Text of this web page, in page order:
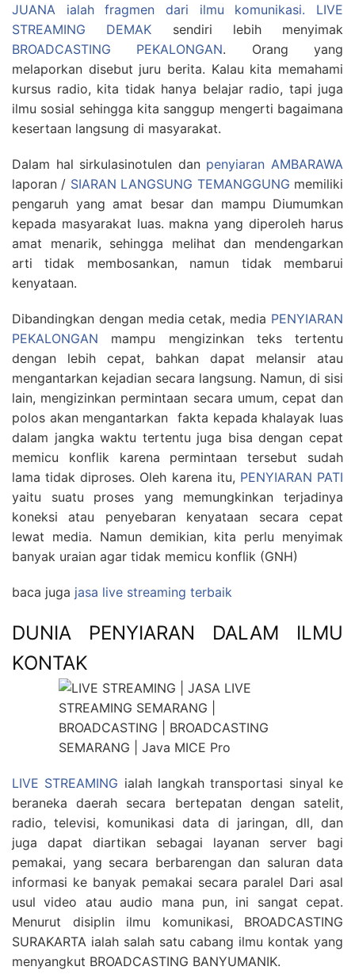
JUANA ialah fragmen dari ilmu komunikasi. LIVE
STREAMING DEMAK sendiri lebih menyimak
BROADCASTING PEKALONGAN. Orang yang
melaporkan disebut juru berita. Kalau kita memahami
kursus radio, kita tidak hanya belajar radio, tapi juga
ilmu sosial sehingga kita sanggup mengerti bagaimana
kesertaan langsung di masyarakat.
Dalam hal sirkulasinotulen dan penyiaran AMBARAWA
laporan / SIARAN LANGSUNG TEMANGGUNG memiliki
pengaruh yang amat besar dan mampu Diumumkan
kepada masyarakat luas. makna yang diperoleh harus
amat menarik, sehingga melihat dan mendengarkan
arti tidak membosankan, namun tidak membarui
kenyataan.
Dibandingkan dengan media cetak, media PENYIARAN
PEKALONGAN mampu mengizinkan teks tertentu
dengan lebih cepat, bahkan dapat melansir atau
mengantarkan kejadian secara langsung. Namun, di sisi
lain, mengizinkan permintaan secara umum, cepat dan
polos akan mengantarkan fakta kepada khalayak luas
dalam jangka waktu tertentu juga bisa dengan cepat
memicu konflik karena permintaan tersebut sudah
lama tidak diproses. Oleh karena itu, PENYIARAN PATI
yaitu suatu proses yang memungkinkan terjadinya
koneksi atau penyebaran kenyataan secara cepat
lewat media. Namun demikian, kita perlu menyimak
banyak uraian agar tidak memicu konflik (GNH)
baca juga jasa live streaming terbaik
DUNIA PENYIARAN DALAM ILMU
KONTAK
LIVE STREAMING ialah langkah transportasi sinyal ke
beraneka daerah secara bertepatan dengan satelit,
radio, televisi, komunikasi data di jaringan, dll, dan
juga dapat diartikan sebagai layanan server bagi
pemakai, yang secara berbarengan dan saluran data
informasi ke banyak pemakai secara paralel Dari asal
usul video atau audio mana pun, ini sangat cepat.
Menurut disiplin ilmu komunikasi, BROADCASTING
SURAKARTA ialah salah satu cabang ilmu kontak yang
menyangkut BROADCASTING BANYUMANIK.